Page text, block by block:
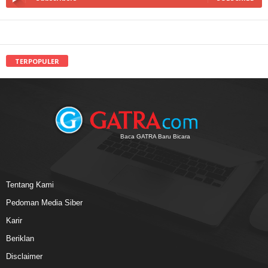
TERPOPULER
Baca GATRA Baru Bicara
Tentang Kami
Pedoman Media Siber
Karir
Beriklan
Disclaimer